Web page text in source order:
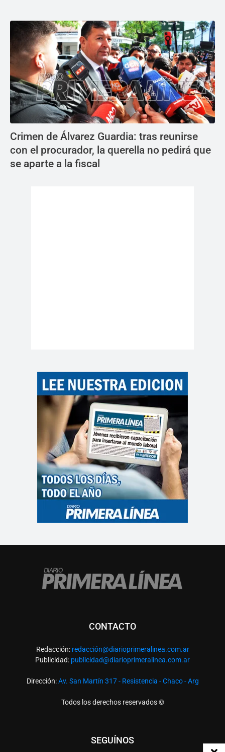
Crimen de Álvarez Guardia: tras reunirse
con el procurador, la querella no pedirá que
se aparte a la fiscal
CONTACTO
Redacción: redacción@diarioprimeralinea.com.ar
Publicidad: publicidad@diarioprimeralinea.com.ar
Dirección:Av. San Martín 317 - Resistencia - Chaco - Arg
Todos los derechos reservados ©
SEGUÍNOS